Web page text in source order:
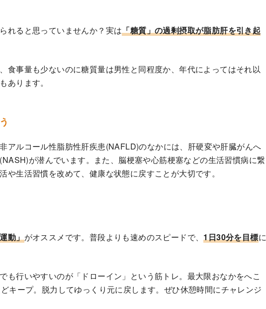
れると思っていませんか？実は「糖質」の過剰摂取が脂肪肝を引き起
食事量も少ないのに糖質量は男性と同程度か、年代によってはそれ以
あります。
アルコール性脂肪性肝疾患(NAFLD)のなかには、肝硬変や肝臓がんへ
が潜んでいます。また、脳梗塞や心筋梗塞などの生活習慣病に繋
や生活習慣を改めて、健康な状態に戻すことが大切です。
動」 がオススメです。普段よりも速めのスピードで、 1日30分を目標に
も行いやすいのが「ドローイン」という筋トレ。最大限おなかをへこ
キープ。脱力してゆっくり元に戻します。ぜひ休憩時間にチャレンジ